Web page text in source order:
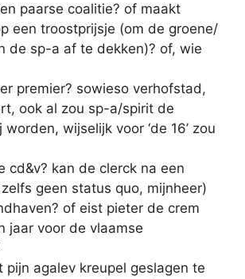
paarse coalitie? of maakt
een troostprijsje (om de groene/
de sp-a af te dekken)? of, wie
premier? sowieso verhofstad,
ook al zou sp-a/spirit de
wijselijk voor ‘de 16’ zou
cd&v? kan de clerck na een
geen status quo, mijnheer)
of eist pieter de crem
jaar voor de vlaamse
pijn agalev kreupel geslagen te